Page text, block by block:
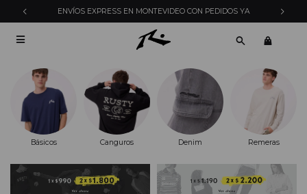
ENVÍOS EXPRESS EN MONTEVIDEO CON PEDIDOS YA

Básicos Canguros Denim Remeras